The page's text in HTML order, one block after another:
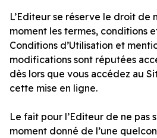
L’Editeur se réserve le droit de
moment les termes, conditions
Conditions d’Utilisation et
modifications sont réputées
dès lors que vous accédez au
cette mise en ligne.
Le fait pour l’Editeur de ne pas
moment donné de l’une